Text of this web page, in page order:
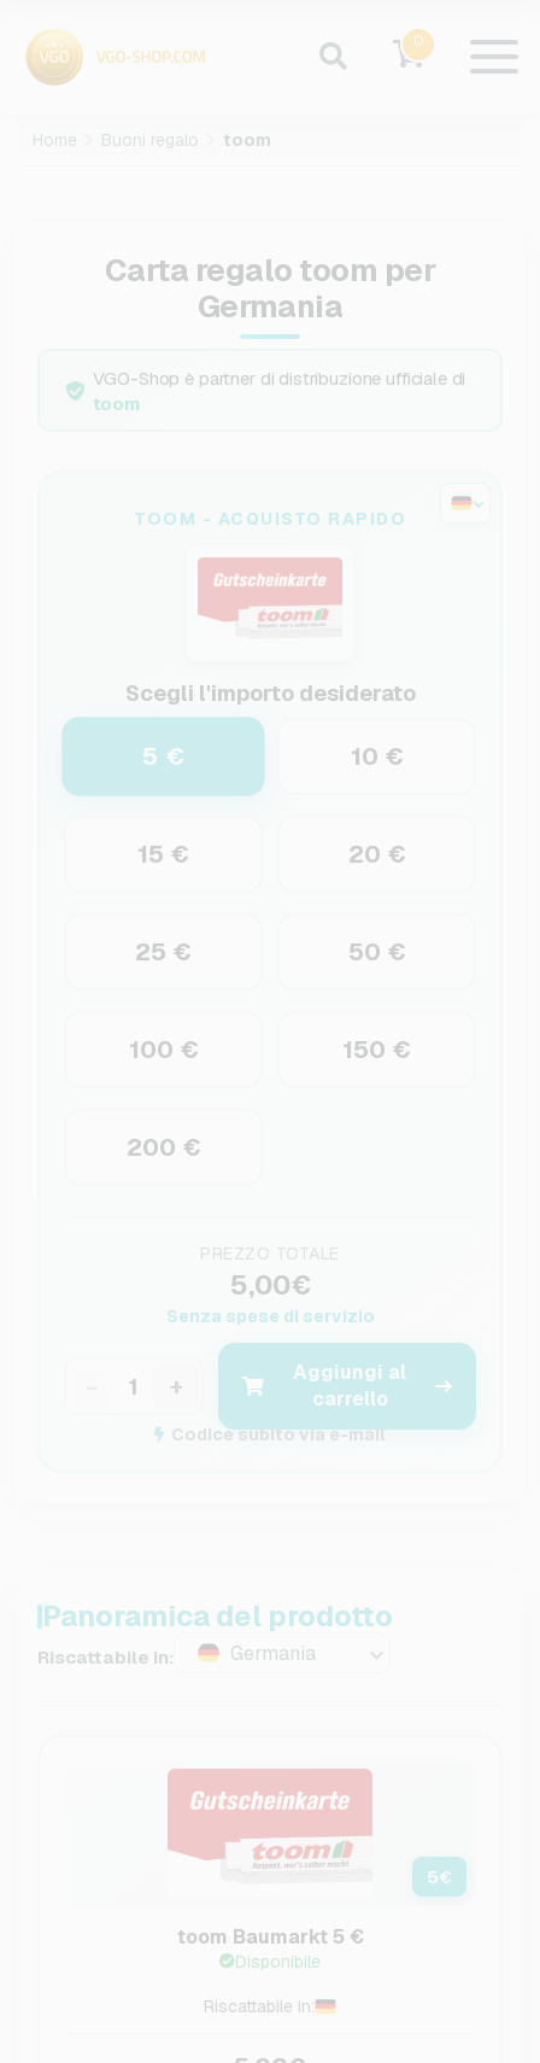
0
Home Buoni regalo toom
Carta regalo toom per
Germania
VGO-Shop è partner di distribuzione ufficiale di
toom
TOOM - ACQUISTO RAPIDO
Scegli l'importo desiderato
5 € 10 €
15 € 20 €
25 € 50 €
100 € 150 €
200 €
PREZZO TOTALE
5,00€
Senza spese di servizio
+
Aggiungi al
carrello
Codice subito via e-mail
Panoramica del prodotto
Riscattabile in: Germania
5€
toom Baumarkt 5 €
Disponibile
Riscattabile in: